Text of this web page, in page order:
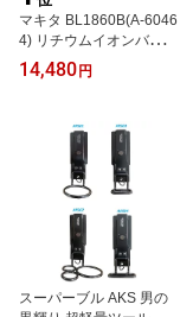
マキタ BL1860B(A-6046
4) リチウムイオンバッテ
リー 18V 6.0Ah 外箱無し
(セット品バラし品) 残容
14,480 円
スーパーブル AKS 男の